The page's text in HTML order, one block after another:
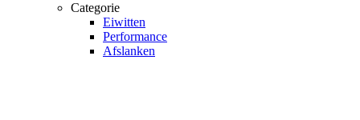
Categorie
Eiwitten
Performance
Afslanken